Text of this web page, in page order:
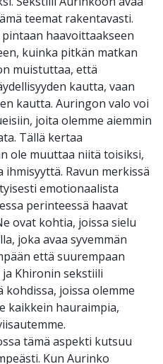
teemat rakentavasti.
haavoittaakseen
kuinka pitkän matkan
muistuttaa, että
kautta, vaan
kautta. Auringon valo voi
joita olemme aiemmin
Tällä kertaa
ole muuttaa niitä toisiksi,
ihmisyyttä. Ravun merkissä
emotionaalista
perinteessä haavat
ovat kohtia, joissa sielu
joka avaa syvemmän
että suurempaan
Khironin sekstiili
joissa olemme
kaikkein hauraimpia,
tämä aspekti kutsuu
Kun Aurinko